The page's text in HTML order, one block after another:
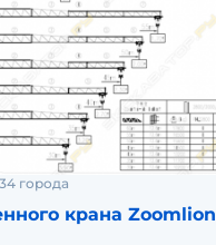
города
крана Zoomlion